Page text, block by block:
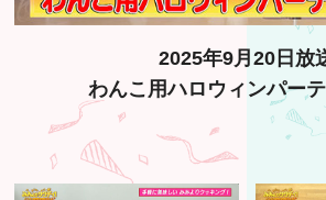
2025年9月20日放
わんこ用ハロウィンパー